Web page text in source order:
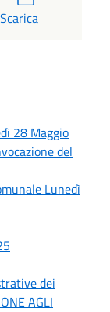
Scarica
28 Maggio
del
Lunedì
dei
AGLI